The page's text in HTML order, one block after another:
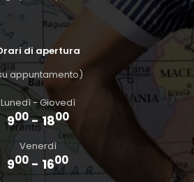
di apertura
appuntamento)
Lunedì - Giovedì
900- 1800
Venerdì
900 - 1600